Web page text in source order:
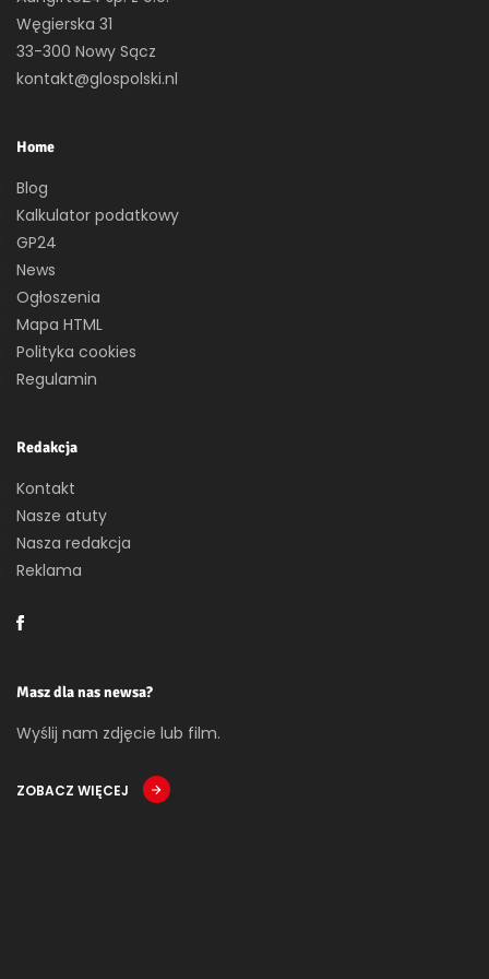
Węgierska 31
33-300 Nowy Sącz
kontakt@glospolski.nl
Home
Blog
Kalkulator podatkowy
GP24
News
Ogłoszenia
Mapa HTML
Polityka cookies
Regulamin
Redakcja
Kontakt
Nasze atuty
Nasza redakcja
Reklama
Masz dla nas newsa?
Wyślij nam zdjęcie lub film.
ZOBACZ WIĘCEJ